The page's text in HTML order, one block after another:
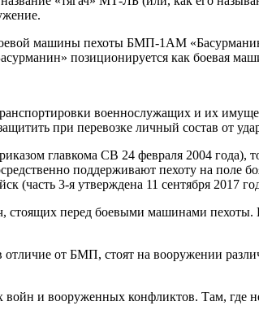
машины пехоты БМП-1АМ
позиционируется как боевая
военнослужащих и их
при перевозке личный состав от
главкома СВ 24 февраля 2004 года),
поддерживают пехоту на поле
(часть 3-я утверждена 11 сентября 2017
стоящих перед боевыми машинами
от БМП, стоят на вооружении
и вооруженных конфликтов. Там, где